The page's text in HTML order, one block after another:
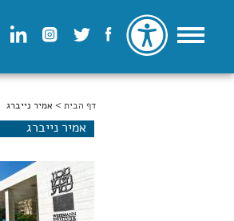
הינך נמצא כאן
דף הבית > אמיר נייברג
אמיר נייברג